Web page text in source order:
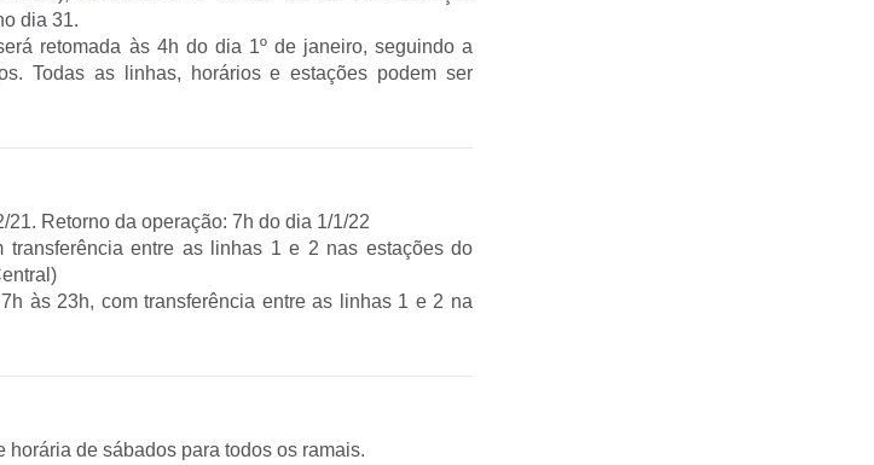
dia 31.
retomada às 4h do dia 1º de janeiro, seguindo a
Todas as linhas, horários e estações podem ser
Retorno da operação: 7h do dia 1/1/22
transferência entre as linhas 1 e 2 nas estações do
às 23h, com transferência entre as linhas 1 e 2 na
de sábados para todos os ramais.